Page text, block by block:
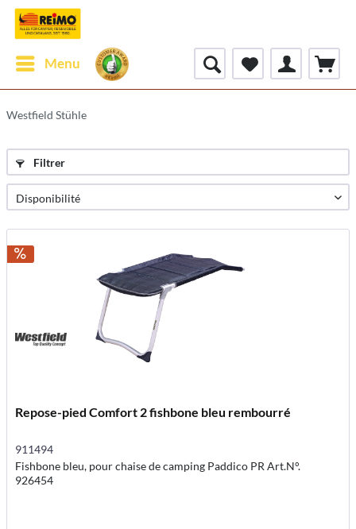
Menu
Westfield Stühle
Filtrer
Repose-pied Comfort 2 fishbone bleu rembourré
911494
Fishbone bleu, pour chaise de camping Paddico PR Art.N°.
926454